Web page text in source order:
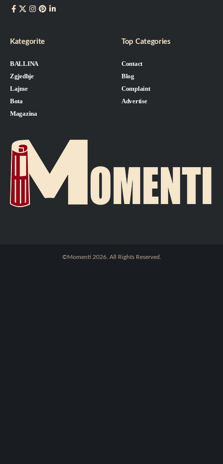
Kategorite
BALLINA
Zgjedhje
Lajme
Bota
Magazina
Top Categories
Contact
Blog
Complaint
Advertise
©Momenti 2026. All Rights Reserved.